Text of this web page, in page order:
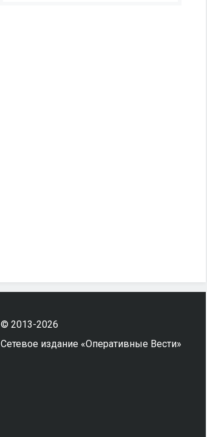
© 2013-2026
Сетевое издание «Оперативные Вести»